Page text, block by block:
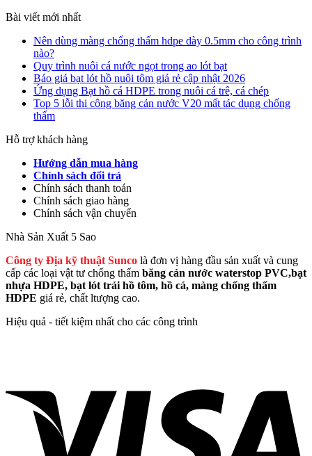
Bài viết mới nhất
Nên dùng màng chống thấm hdpe dày 0.5mm cho công trình
nào?
Quy trình nuôi cá nước ngọt trong ao lót bạt
Báo giá bạt lót hồ nuôi tôm giá rẻ cập nhật 2026
Ứng dụng Bạt hồ cá HDPE trong nuôi cá trê, cá chép
Top 5 lỗi thi công băng cản nước V20 mất tác dụng chống
thấm
Hỗ trợ khách hàng
Hướng dẫn mua hàng
Chính sách đổi trả
Chính sách thanh toán
Chính sách giao hàng
Chính sách vận chuyển
Nhà Sản Xuất 5 Sao
Công ty Địa kỹ thuật Sunco là đơn vị hàng đầu sản xuất và cung
cấp các loại vật tư chống thấm băng cản nước waterstop PVC,bạt
nhựa HDPE, bạt lót trải hồ tôm, hồ cá, màng chống thấm
HDPE giá rẻ, chất ltượng cao.
Hiệu quả - tiết kiệm nhất cho các công trình